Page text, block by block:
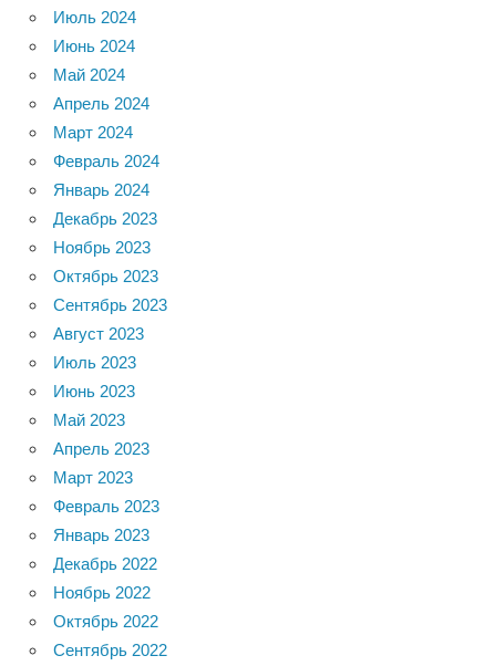
Июль 2024
Июнь 2024
Май 2024
Апрель 2024
Март 2024
Февраль 2024
Январь 2024
Декабрь 2023
Ноябрь 2023
Октябрь 2023
Сентябрь 2023
Август 2023
Июль 2023
Июнь 2023
Май 2023
Апрель 2023
Март 2023
Февраль 2023
Январь 2023
Декабрь 2022
Ноябрь 2022
Октябрь 2022
Сентябрь 2022